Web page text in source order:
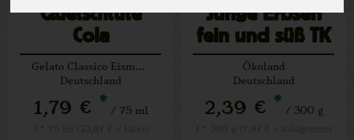
Quetschtüte
Cola
Gelato Classico Eismanufaktur
Deutschland
1,79 € * / 75 ml
Junge Erbsen
fein und süß TK
Ökoland
Deutschland
2,39 € * / 300 g